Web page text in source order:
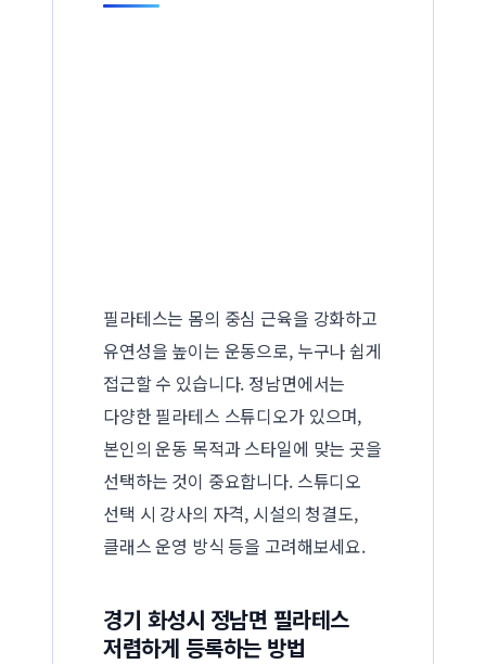
필라테스는 몸의 중심 근육을 강화하고
유연성을 높이는 운동으로, 누구나 쉽게
접근할 수 있습니다. 정남면에서는
다양한 필라테스 스튜디오가 있으며,
본인의 운동 목적과 스타일에 맞는 곳을
선택하는 것이 중요합니다. 스튜디오
선택 시 강사의 자격, 시설의 청결도,
클래스 운영 방식 등을 고려해보세요.
경기 화성시 정남면 필라테스
저렴하게 등록하는 방법